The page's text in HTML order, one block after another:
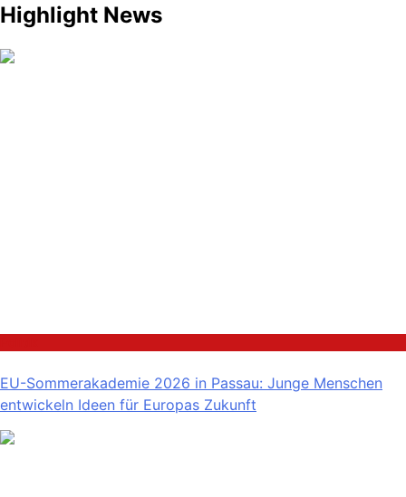
Highlight News
EU-Sommerakademie 2026 in Passau: Junge Menschen
entwickeln Ideen für Europas Zukunft